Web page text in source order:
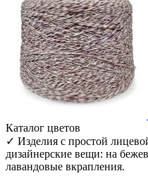
Каталог цветов
✓ Изделия с простой
дизайнерские вещи: на
лавандовые вкрапления.